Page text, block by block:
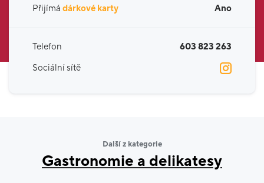
Přijímá dárkové karty Ano
Telefon
603 823 263
Sociální sítě
Další z kategorie
Gastronomie a delikatesy